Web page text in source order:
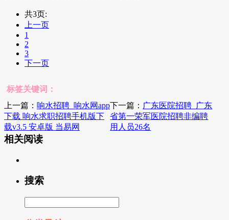
共3页:
上一页
1
2
3
下一页
标签关键词：
上一篇： 响水招聘_响水网app
下载 响水求职招聘手机版下
载v3.5 安卓版 当易网
下一篇： 广东医院招聘_广东
省第一荣军医院招聘非编聘
用人员26名
相关阅读
搜索